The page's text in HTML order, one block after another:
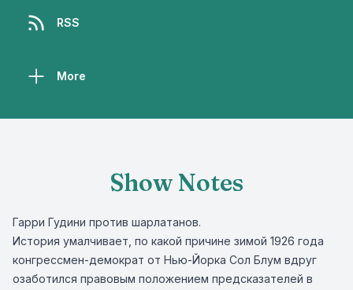
RSS
More
Show Notes
Гарри Гудини против шарлатанов.
История умалчивает, по какой причине зимой 1926 года
конгрессмен-демократ от Нью-Йорка Сол Блум вдруг
озаботился правовым положением предсказателей в